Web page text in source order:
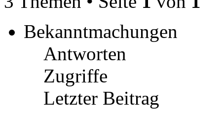
Bekanntmachungen
Antworten
Zugriffe
Letzter Beitrag